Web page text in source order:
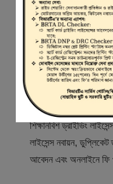
বিআরটিএ সার্ভিস
স্বাগতম
বিআরটিএ সার্ভিস পোর্টাল
(বিআরটিএ) এর একটি
মোটরযান মালিক,
শিক্ষানবিশ ড্রাইভিং
লাইসেন্স নবায়ন, ডুপ্লিকেট
আবেদন এবং অনলাইনে ফি